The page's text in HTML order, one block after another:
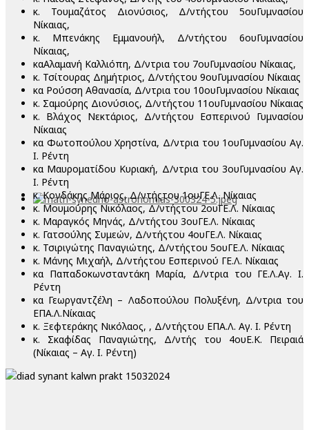
κ. Τουμαζάτος Διονύσιος, Δ/ντήςτου 5ουΓυμνασίου
Νίκαιας,
κ. Μπενάκης Εμμανουήλ, Δ/ντήςτου 6ουΓυμνασίου
Νίκαιας,
καΑλαμανή Καλλιόπη, Δ/ντρια του 7ουΓυμνασίου Νίκαιας,
κ. Τσίτουρας Δημήτριος, Δ/ντήςτου 9ουΓυμνασίου Νίκαιας
κα Ρούσση Αθανασία, Δ/ντρια του 10ουΓυμνασίου Νίκαιας
κ. Σαμούρης Διονύσιος, Δ/ντήςτου 11ουΓυμνασίου Νίκαιας
κ. Βλάχος Νεκτάριος, Δ/ντήςτου Εσπερινού Γυμνασίου
Νίκαιας
κα Φωτοπούλου Χρηστίνα, Δ/ντρια του 1ουΓυμνασίου Αγ.
Ι. Ρέντη
κα Μαυροματίδου Κυριακή, Δ/ντρια του 3ουΓυμνασίου Αγ.
Ι. Ρέντη
κ. Κονδάκης Μάριος, Δ/ντήςτου 1ουΓΕ.Λ. Νίκαιας
κ. Μουμούρης Νικόλαος, Δ/ντήςτου 2ουΓΕ.Λ. Νίκαιας
κ. Μαραγκός Μηνάς, Δ/ντήςτου 3ουΓΕ.Λ. Νίκαιας
κ. Γατσούλης Συμεών, Δ/ντήςτου 4ουΓΕ.Λ. Νίκαιας
κ. Τσιριγώτης Παναγιώτης, Δ/ντήςτου 5ουΓΕ.Λ. Νίκαιας
κ. Μάνης Μιχαήλ, Δ/ντήςτου Εσπερινού ΓΕ.Λ. Νίκαιας
κα Παπαδοκωνσταντάκη Μαρία, Δ/ντρια του ΓΕ.Λ.Αγ. Ι.
Ρέντη
κα Γεωργαντζέλη – Λαδοπούλου Πολυξένη, Δ/ντρια του
ΕΠΑ.Λ.Νίκαιας
κ. Ξεφτεράκης Νικόλαος, , Δ/ντήςτου ΕΠΑ.Λ. Αγ. Ι. Ρέντη
κ. Σκαφίδας Παναγιώτης, Δ/ντής του 4ουΕ.Κ. Πειραιά
(Νίκαιας – Αγ. Ι. Ρέντη)